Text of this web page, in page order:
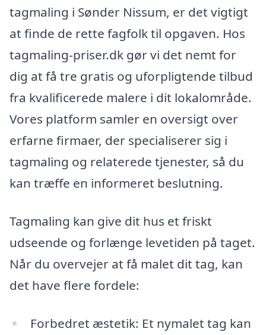
tagmaling i Sønder Nissum, er det vigtigt
at finde de rette fagfolk til opgaven. Hos
tagmaling-priser.dk gør vi det nemt for
dig at få tre gratis og uforpligtende tilbud
fra kvalificerede malere i dit lokalområde.
Vores platform samler en oversigt over
erfarne firmaer, der specialiserer sig i
tagmaling og relaterede tjenester, så du
kan træffe en informeret beslutning.
Tagmaling kan give dit hus et friskt
udseende og forlænge levetiden på taget.
Når du overvejer at få malet dit tag, kan
det have flere fordele:
Forbedret æstetik: Et nymalet tag kan